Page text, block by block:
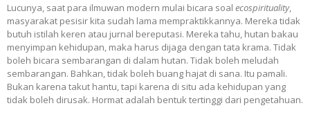
Lucunya, saat para ilmuwan modern mulai bicara soal ecospirituality,
masyarakat pesisir kita sudah lama mempraktikkannya. Mereka tidak
butuh istilah keren atau jurnal bereputasi. Mereka tahu, hutan bakau
menyimpan kehidupan, maka harus dijaga dengan tata krama. Tidak
boleh bicara sembarangan di dalam hutan. Tidak boleh meludah
sembarangan. Bahkan, tidak boleh buang hajat di sana. Itu pamali.
Bukan karena takut hantu, tapi karena di situ ada kehidupan yang
tidak boleh dirusak. Hormat adalah bentuk tertinggi dari pengetahuan.